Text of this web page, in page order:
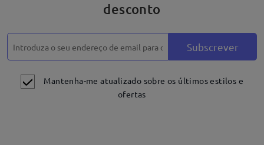
desconto
Subscrever
Mantenha-me atualizado sobre os últimos estilos e
ofertas